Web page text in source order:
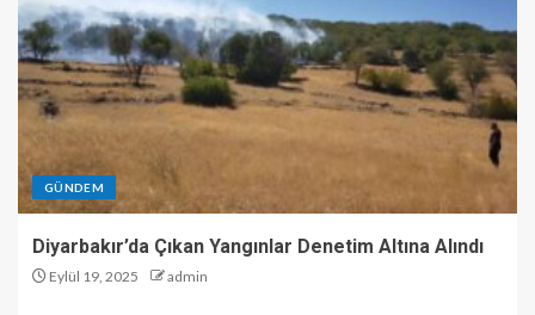
GÜNDEM
Diyarbakır’da Çıkan Yangınlar Denetim Altına Alındı
Eylül 19, 2025 admin